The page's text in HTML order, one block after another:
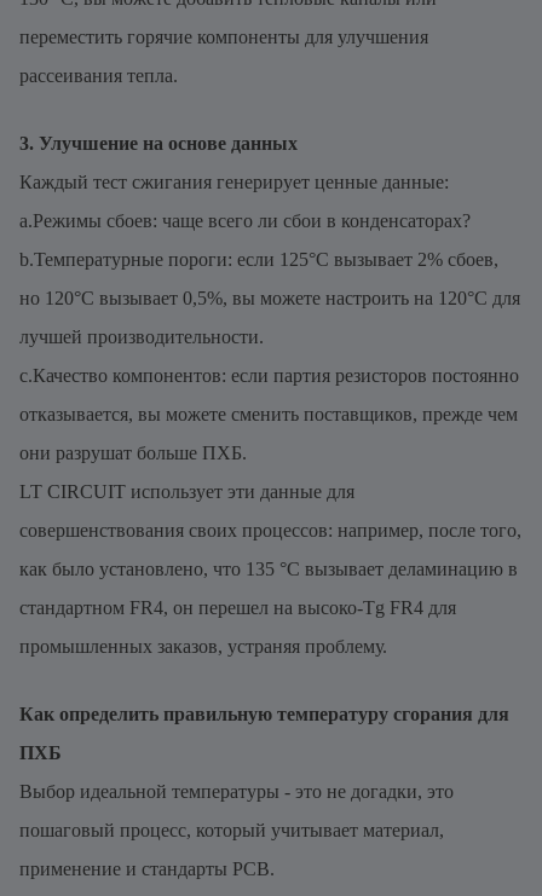
переместить горячие компоненты для улучшения
рассеивания тепла.
3. Улучшение на основе данных
Каждый тест сжигания генерирует ценные данные:
a.Режимы сбоев: чаще всего ли сбои в конденсаторах?
b.Температурные пороги: если 125°C вызывает 2% сбоев,
но 120°C вызывает 0,5%, вы можете настроить на 120°C для
лучшей производительности.
c.Качество компонентов: если партия резисторов постоянно
отказывается, вы можете сменить поставщиков, прежде чем
они разрушат больше ПХБ.
LT CIRCUIT использует эти данные для
совершенствования своих процессов: например, после того,
как было установлено, что 135 °C вызывает деламинацию в
стандартном FR4, он перешел на высоко-Tg FR4 для
промышленных заказов, устраняя проблему.
Как определить правильную температуру сгорания для
ПХБ
Выбор идеальной температуры - это не догадки, это
пошаговый процесс, который учитывает материал,
применение и стандарты PCB.